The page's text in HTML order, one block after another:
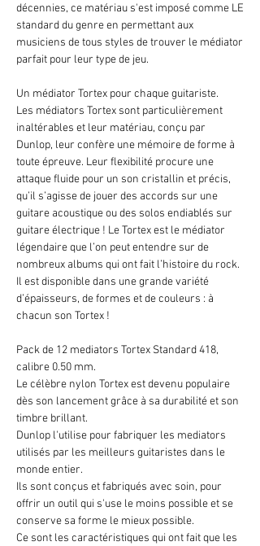
décennies, ce matériau s'est imposé comme LE
standard du genre en permettant aux
musiciens de tous styles de trouver le médiator
parfait pour leur type de jeu.
Un médiator Tortex pour chaque guitariste.
Les médiators Tortex sont particulièrement
inaltérables et leur matériau, conçu par
Dunlop, leur confère une mémoire de forme à
toute épreuve. Leur flexibilité procure une
attaque fluide pour un son cristallin et précis,
qu’il s’agisse de jouer des accords sur une
guitare acoustique ou des solos endiablés sur
guitare électrique ! Le Tortex est le médiator
légendaire que l’on peut entendre sur de
nombreux albums qui ont fait l’histoire du rock.
Il est disponible dans une grande variété
d’épaisseurs, de formes et de couleurs : à
chacun son Tortex !
Pack de 12 mediators Tortex Standard 418,
calibre 0.50 mm.
Le célèbre nylon Tortex est devenu populaire
dès son lancement grâce à sa durabilité et son
timbre brillant.
Dunlop l'utilise pour fabriquer les mediators
utilisés par les meilleurs guitaristes dans le
monde entier.
Ils sont conçus et fabriqués avec soin, pour
offrir un outil qui s'use le moins possible et se
conserve sa forme le mieux possible.
Ce sont les caractéristiques qui ont fait que les